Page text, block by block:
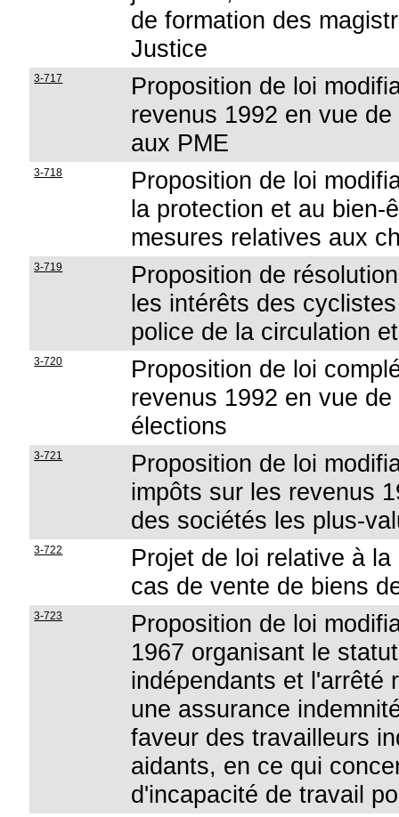
de formation des
Justice
3-717
Proposition de loi
revenus 1992 en vue
aux PME
3-718
Proposition de loi
la protection et au bien-
mesures relatives aux
3-719
Proposition de
les intérêts des
police de la circulation
3-720
Proposition de loi
revenus 1992 en vue
élections
3-721
Proposition de loi
impôts sur les revenus
des sociétés les plus-
3-722
Projet de loi relative à
cas de vente de biens
3-723
Proposition de loi
1967 organisant le
indépendants et l'arrêté
une assurance
faveur des travailleurs
aidants, en ce qui
d'incapacité de travail